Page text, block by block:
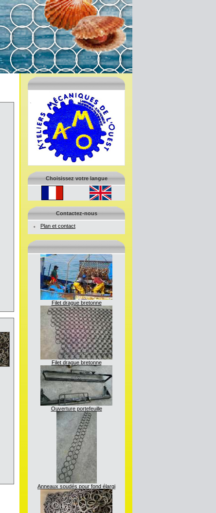
Choisissez votre langue
Contactez-nous
Plan et contact
Filet drague bretonne
Filet drague bretonne
Ouverture portefeuille
Anneaux soudés pour fond élargi